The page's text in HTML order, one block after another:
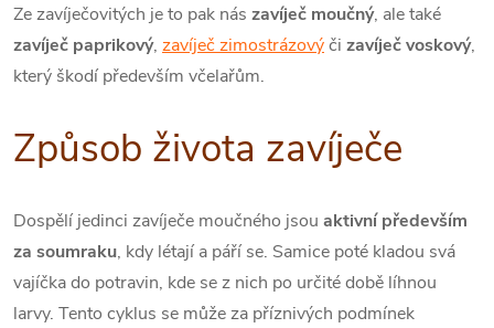
Ze zavíječovitých je to pak nás zavíječ moučný, ale také
zavíječ paprikový, zavíječ zimostrázovýči zavíječ voskový,
který škodí především včelařům.
Způsob života zavíječe
Dospělí jedinci zavíječe moučného jsou aktivní především
za soumraku, kdy létají a páří se. Samice poté kladou svá
vajíčka do potravin, kde se z nich po určité době líhnou
larvy. Tento cyklus se může za příznivých podmínek